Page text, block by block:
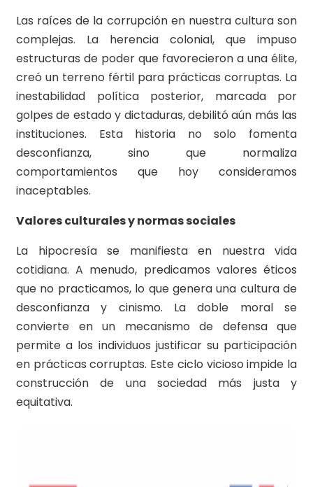
Las raíces de la corrupción en nuestra cultura son
complejas. La herencia colonial, que impuso
estructuras de poder que favorecieron a una élite,
creó un terreno fértil para prácticas corruptas. La
inestabilidad política posterior, marcada por
golpes de estado y dictaduras, debilitó aún más las
instituciones. Esta historia no solo fomenta
desconfianza, sino que normaliza
comportamientos que hoy consideramos
inaceptables.
Valores culturales y normas sociales
La hipocresía se manifiesta en nuestra vida
cotidiana. A menudo, predicamos valores éticos
que no practicamos, lo que genera una cultura de
desconfianza y cinismo. La doble moral se
convierte en un mecanismo de defensa que
permite a los individuos justificar su participación
en prácticas corruptas. Este ciclo vicioso impide la
construcción de una sociedad más justa y
equitativa.